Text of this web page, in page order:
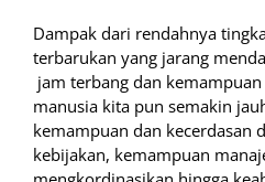
Dampak dari rendahnya
terbarukan yang jarang
jam terbang dan kemampuan
manusia kita pun semakin
kemampuan dan kecerdasan
kebijakan, kemampuan